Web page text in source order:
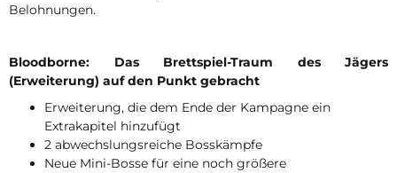
Belohnungen.
Bloodborne: Das Brettspiel-Traum des Jägers
(Erweiterung) auf den Punkt gebracht
Erweiterung, die dem Ende der Kampagne ein
Extrakapitel hinzufügt
2 abwechslungsreiche Bosskämpfe
Neue Mini-Bosse für eine noch größere